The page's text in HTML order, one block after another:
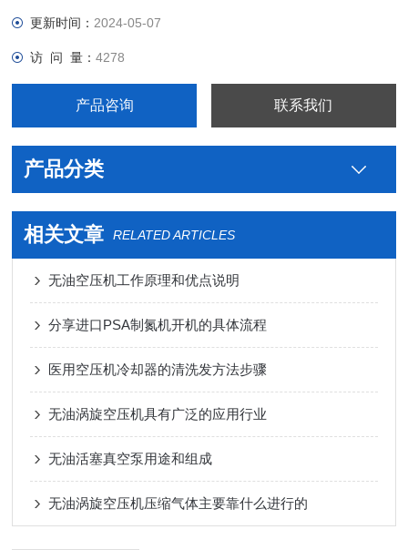
更新时间： 2024-05-07
访 问 量：4278
产品咨询 联系我们
产品分类
相关文章 RELATED ARTICLES
无油空压机工作原理和优点说明
分享进口PSA制氮机开机的具体流程
医用空压机冷却器的清洗发方法步骤
无油涡旋空压机具有广泛的应用行业
无油活塞真空泵用途和组成
无油涡旋空压机压缩气体主要靠什么进行的